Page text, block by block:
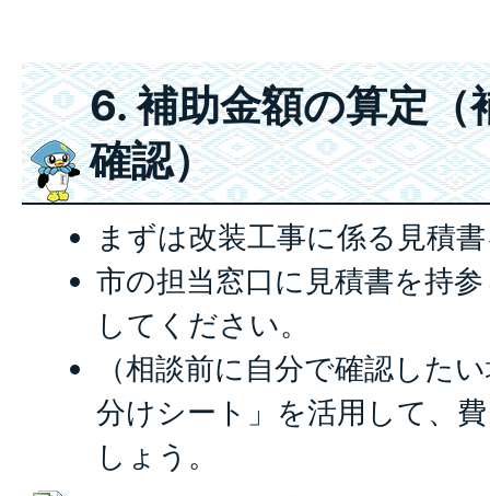
6. 補助金額の算定（
確認）
まずは改装工事に係る見積
市の担当窓口に見積書を持
してください。
（相談前に自分で確認した
分けシート」を活用して、
しょう。